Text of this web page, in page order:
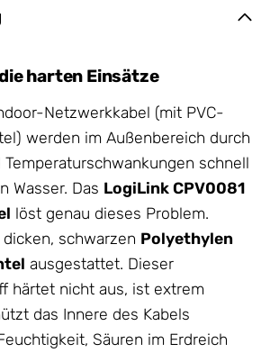
harten Einsätze
Netzwerkkabel (mit PVC-
werden im Außenbereich durch
schnell
Wasser. Das LogiLink CPV0081
löst genau dieses Problem.
schwarzen Polyethylen
ausgestattet. Dieser
härtet nicht aus, ist extrem
das Innere des Kabels
Säuren im Erdreich